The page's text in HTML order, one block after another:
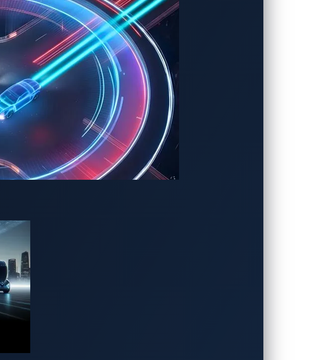
統相關的情境威脅情報、以及PSIRT（產品安全事件應變小組）
很難滿足 CRA 24小時之內漏洞預警通報的要求。
資源。業界有沒有更具成本效益的解決方案呢？
供應鏈缺乏透明度，使得 OEM容易受到來自第三方供應商的合
持續執行漏洞識別、評估與修補。
）與潛在漏洞進行交叉比對。
即時識別與實際漏洞利用相關的情境。該系統甚至可以描繪完整的
可能存在的零時差（Zero-Day）以及未揭露的漏洞。
的平台，提供專為 CRA 合規性設計的全面解決方案。讓我們幫